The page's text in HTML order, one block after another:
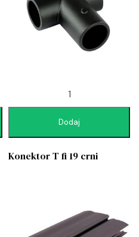
Dodaj
Konektor T fi 19 crni